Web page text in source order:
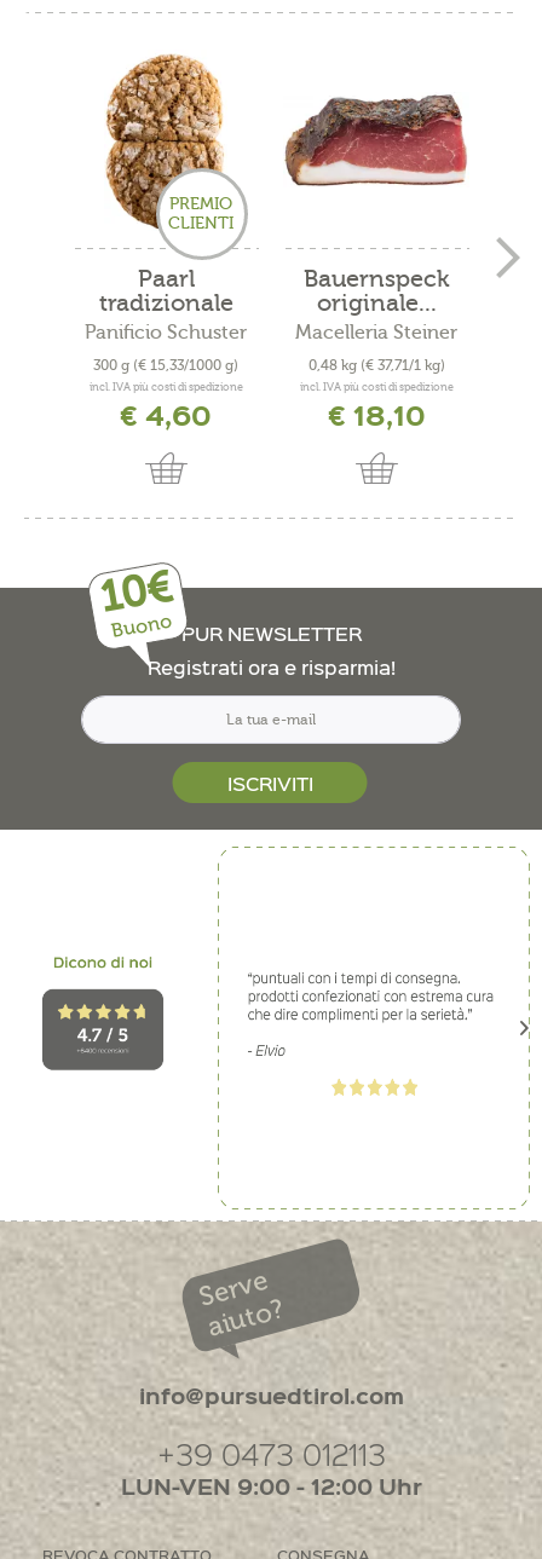
PREMIO
CLIENTI
Paarl
tradizionale
Panificio Schuster
300 g (€ 15,33/1000 g)
incl. IVA più costi di spedizione
€ 4,60
Bauernspeck
originale...
Macelleria Steiner
0,48 kg (€ 37,71/1 kg)
incl. IVA più costi di spedizione
€ 18,10
10€
Buono PUR NEWSLETTER
Registrati ora e risparmia!
ISCRIVITI
Serve
aiuto?
info@pursuedtirol.com
+39 0473 012113
LUN-VEN 9:00 - 12:00 Uhr